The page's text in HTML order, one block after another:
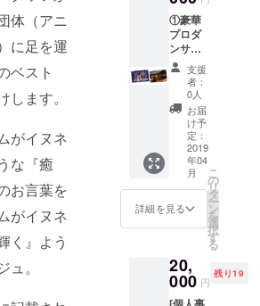
体（アニ
に足を運
ベスト
します。
がイヌネ
な『癒
お言葉を
がイヌネ
く』よう
。
希望の
お名前
（ニッ
クネー
ムなど
も可）
とフォ
トブッ
クのご
希望の
形態
（デジ
タルま
たはア
ナロ
い。
ニック
イベン
トへの
ご招
待！！
ラッフ
ル抽選
会＆
ドッグ
トレー
ニング
ワンポ
イント
レッス
ンあり♪
amilyサ
SPECIA
L
THANK
①豪華
プロダ
ンサー
達によ
るベ
リーダ
ンス
ディ
ナー
ショー
at芝浦
ハー
バー海
辺のレ
ストラ
ン ②
フェ＆
ワンド
リンク
支援
者：
0人
お届
け予
定：
2019
年04
月
詳細を見る
こ
の
リ
タ
ー
ン
を
選
択
す
る
20,
000 円
残り19